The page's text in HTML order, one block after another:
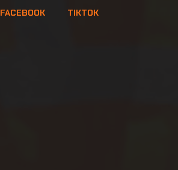
FACEBOOK TIKTOK